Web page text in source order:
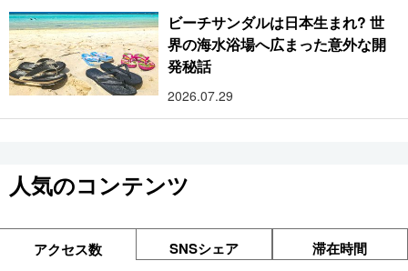
ビーチサンダルは日本生まれ? 世
界の海水浴場へ広まった意外な開
発秘話
2026.07.29
人気のコンテンツ
アクセス数 SNSシェア 滞在時間